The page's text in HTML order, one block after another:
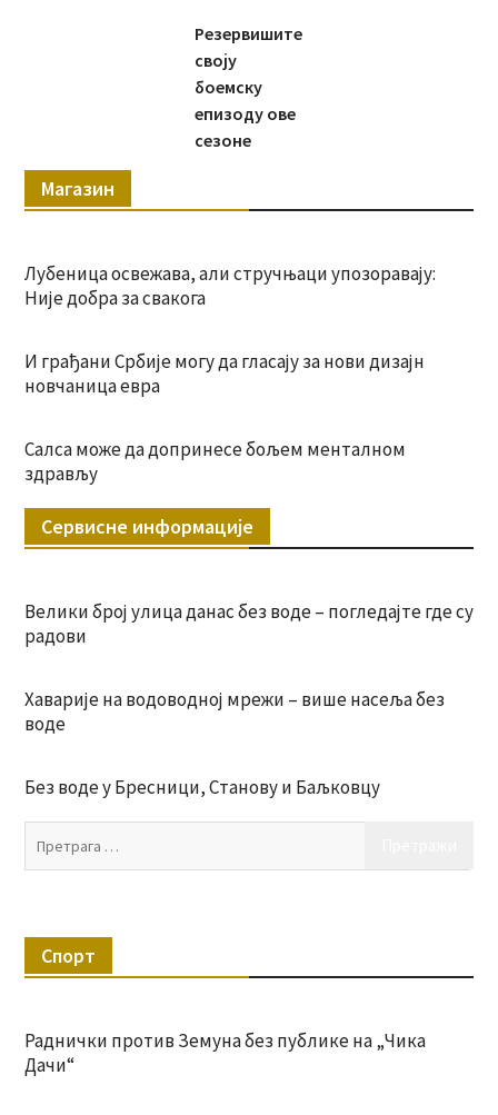
Резервишите
своју
боемску
епизоду ове
сезоне
Магазин
Лубеница освежава, али стручњаци упозоравају:
Није добра за свакога
И грађани Србије могу да гласају за нови дизајн
новчаница евра
Салса може да допринесе бољем менталном
здрављу
Сервисне информације
Велики број улица данас без воде – погледајте где су
радови
Хаварије на водоводној мрежи – више насеља без
воде
Без воде у Бресници, Станову и Баљковцу
Спорт
Раднички против Земуна без публике на „Чика
Дачи“